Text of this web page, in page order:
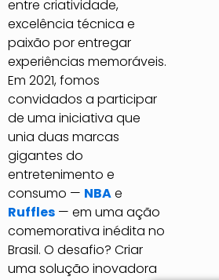
entre criatividade,
excelência técnica e
paixão por entregar
experiências memoráveis.
Em 2021, fomos
convidados a participar
de uma iniciativa que
unia duas marcas
gigantes do
entretenimento e
consumo — NBAe
Ruffles — em uma ação
comemorativa inédita no
Brasil. O desafio? Criar
uma solução inovadora